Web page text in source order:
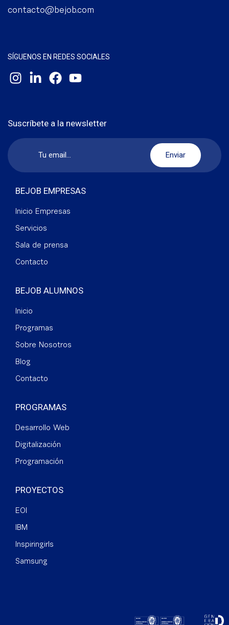
Suscríbete a la newsletter
BEJOB EMPRESAS
Inicio Empresas
Servicios
Sala de prensa
Contacto
BEJOB ALUMNOS
Inicio
Programas
Sobre Nosotros
Blog
Contacto
PROGRAMAS
Desarrollo Web
Digitalización
Programación
PROYECTOS
EOI
IBM
Inspiringirls
Samsung
contacto@bejob.com
SÍGUENOS EN REDES SOCIALES